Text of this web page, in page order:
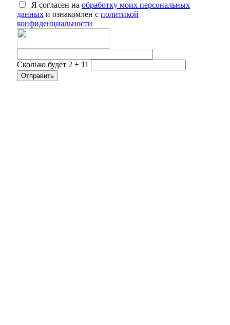
Я согласен на обработку моих персональных
данных и ознакомлен с политикой
конфиденциальности
Сколько будет 2 + 11